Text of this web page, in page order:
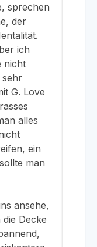
sprechen
der
ich
nicht
sehr
G. Love
alles
ein
man
ansehe,
Decke